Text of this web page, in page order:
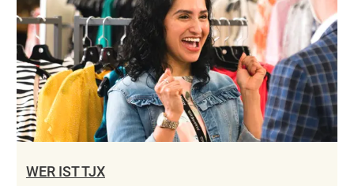
WER IST TJX